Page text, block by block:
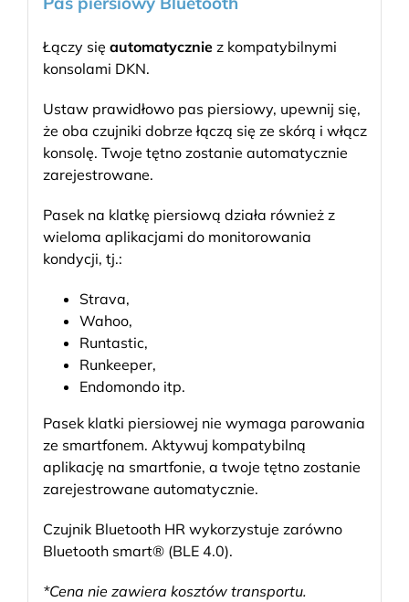
Łączy się automatyczniez kompatybilnymi
konsolami DKN.
Ustaw prawidłowo pas piersiowy, upewnij się,
że oba czujniki dobrze łączą się ze skórą i włącz
konsolę. Twoje tętno zostanie automatycznie
zarejestrowane.
Pasek na klatkę piersiową działa również z
wieloma aplikacjami do monitorowania
kondycji, tj.:
Strava,
Wahoo,
Runtastic,
Runkeeper,
Endomondo itp.
Pasek klatki piersiowej nie wymaga parowania
ze smartfonem. Aktywuj kompatybilną
aplikację na smartfonie, a twoje tętno zostanie
zarejestrowane automatycznie.
Czujnik Bluetooth HR wykorzystuje zarówno
Bluetooth smart® (BLE 4.0).
*Cena nie zawiera kosztów transportu.